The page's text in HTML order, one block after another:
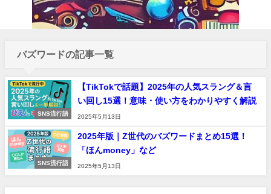
バズワードの記事一覧
SNS流行語
【TikTokで話題】2025年の人気スラング＆言
い回し15選！意味・使い方をわかりやすく解説
2025年5月13日
SNS流行語
2025年版｜Z世代のバズワードまとめ15選！
「ほんmoney」など
2025年5月13日